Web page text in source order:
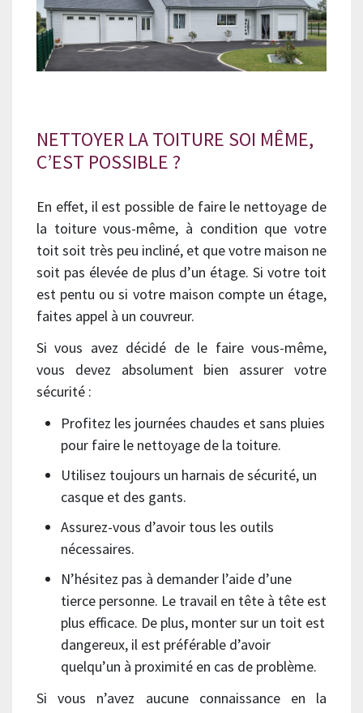
NETTOYER LA TOITURE SOI MÊME,
C’EST POSSIBLE ?
En effet, il est possible de faire le nettoyage de
la toiture vous-même, à condition que votre
toit soit très peu incliné, et que votre maison ne
soit pas élevée de plus d’un étage. Si votre toit
est pentu ou si votre maison compte un étage,
faites appel à un couvreur.
Si vous avez décidé de le faire vous-même,
vous devez absolument bien assurer votre
sécurité :
Profitez les journées chaudes et sans pluies
pour faire le nettoyage de la toiture.
Utilisez toujours un harnais de sécurité, un
casque et des gants.
Assurez-vous d’avoir tous les outils
nécessaires.
N’hésitez pas à demander l’aide d’une
tierce personne. Le travail en tête à tête est
plus efficace. De plus, monter sur un toit est
dangereux, il est préférable d’avoir
quelqu’un à proximité en cas de problème.
Si vous n’avez aucune connaissance en la